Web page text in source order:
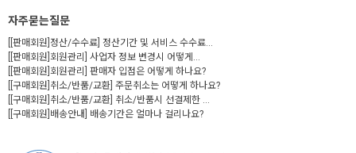
자주묻는질문
[[판매회원]정산/수수료] 정산기간 및 서비스 수수료...
[[판매회원]회원관리] 사업자 정보 변경시 어떻게...
[[판매회원]회원관리] 판매자 입점은 어떻게 하나요?
[[구매회원]취소/반품/교환] 주문취소는 어떻게 하나요?
[[구매회원]취소/반품/교환] 취소/반품시 선결제한 ...
[[구매회원]배송안내] 배송기간은 얼마나 걸리나요?